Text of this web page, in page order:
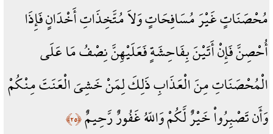
مُحْصَنَاتٍ غَيْرَ مُسَافِحَاتٍ وَلاَ مُتَّخِذَاتِ أَخْدَانٍ فَإِذَا
أُحْصِنَّ فَإِنْ أَتَيْنَ بِفَاحِشَةٍ فَعَلَيْهِنَّ نِصْفُ مَا عَلَى
الْمُحْصَنَاتِ مِنَ الْعَذَابِ ذَلِكَ لِمَنْ خَشِيَ الْعَنَتَ مِنْكُمْ
وَأَن تَصْبِرُواْ خَيْرٌ لَّكُمْ وَاللّهُ غَفُورٌ رَّحِيمٌ﴿٢٥﴾